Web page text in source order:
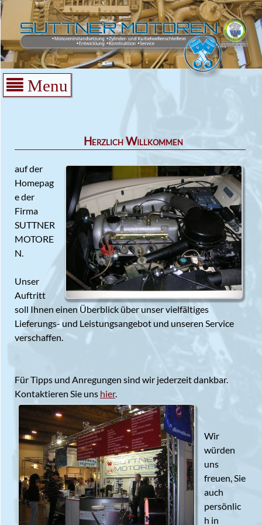
Menu
Herzlich Willkommen
auf der
Homepag
e der
Firma
SUTTNER
MOTORE
N.
Unser
Auftritt
soll Ihnen einen Überblick über unser vielfältiges
Lieferungs- und Leistungsangebot und unseren Service
verschaffen.
Für Tipps und Anregungen sind wir jederzeit dankbar.
Kontaktieren Sie uns hier.
Wir
würden
uns
freuen, Sie
auch
persönlic
h in